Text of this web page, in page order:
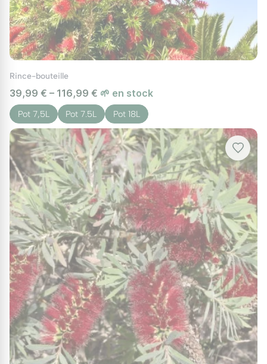
Rince-bouteille
39,99 € – 116,99 € 🌱 en stock
Pot 7,5L Pot 7.5L Pot 18L